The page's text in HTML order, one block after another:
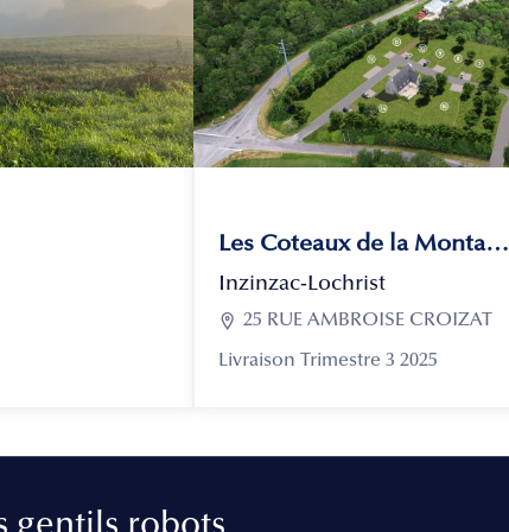
Les Coteaux de la Montagne
Inzinzac-Lochrist
 25 RUE AMBROISE CROIZAT
Livraison Trimestre 3 2025